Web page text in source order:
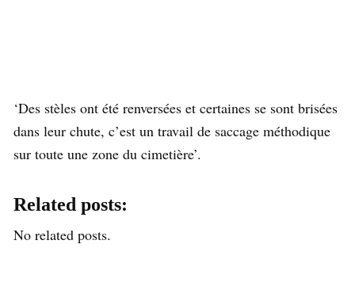
‘Des stèles ont été renversées et certaines se sont brisées
dans leur chute, c’est un travail de saccage méthodique
sur toute une zone du cimetière’.
Related posts:
No related posts.